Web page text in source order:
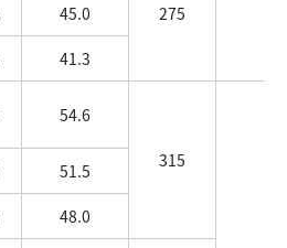
275
45.0
41.3
54.6
315
51.5
48.0